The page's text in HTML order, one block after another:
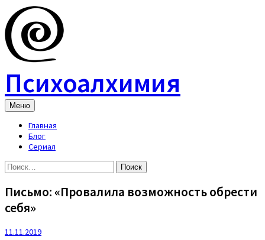
Skip
to
content
Психоалхимия
Меню
Главная
Блог
Сериал
Найти:
Письмо: «Провалила возможность обрести
себя»
11.11.2019